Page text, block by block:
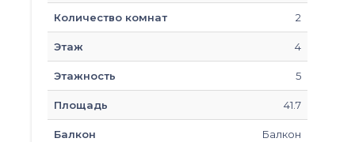
Количество комнат 2
Этаж 4
Этажность 5
Площадь 41.7
Балкон Балкон